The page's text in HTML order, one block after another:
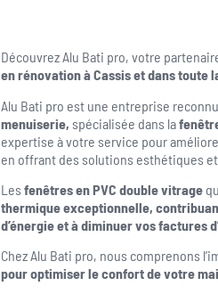
Découvrez Alu Bati pro, votre
en rénovation à Cassis et dans toute
Alu Bati pro est une entreprise
menuiserie, spécialisée dans la
expertise à votre service pour
en offrant des solutions esthétiques et
Les fenêtres en PVC double vitrage
thermique exceptionnelle,
d’énergie et à diminuer vos factures
Chez Alu Bati pro, nous comprenons
pour optimiser le confort de votre